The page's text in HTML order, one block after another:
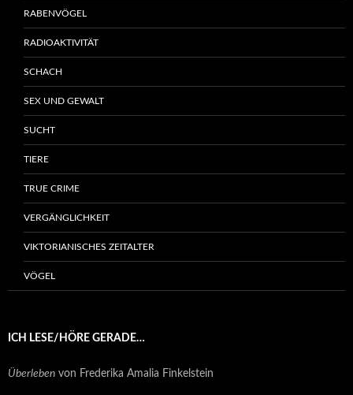
RABENVÖGEL
RADIOAKTIVITÄT
SCHACH
SEX UND GEWALT
SUCHT
TIERE
TRUE CRIME
VERGÄNGLICHKEIT
VIKTORIANISCHES ZEITALTER
VÖGEL
ICH LESE/HÖRE GERADE…
Überleben von Frederika Amalia Finkelstein